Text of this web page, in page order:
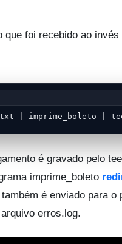
que foi recebido ao
| imprime_boleto |
é gravado pelo
imprime_boleto
é enviado para
erros.log.